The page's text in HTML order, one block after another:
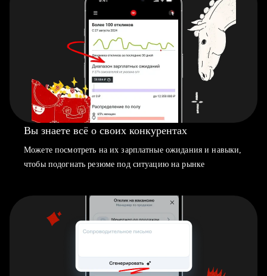
Вы знаете всё о своих конкурентах
Можете посмотреть на их зарплатные ожидания и навыки,
чтобы подогнать резюме под ситуацию на рынке